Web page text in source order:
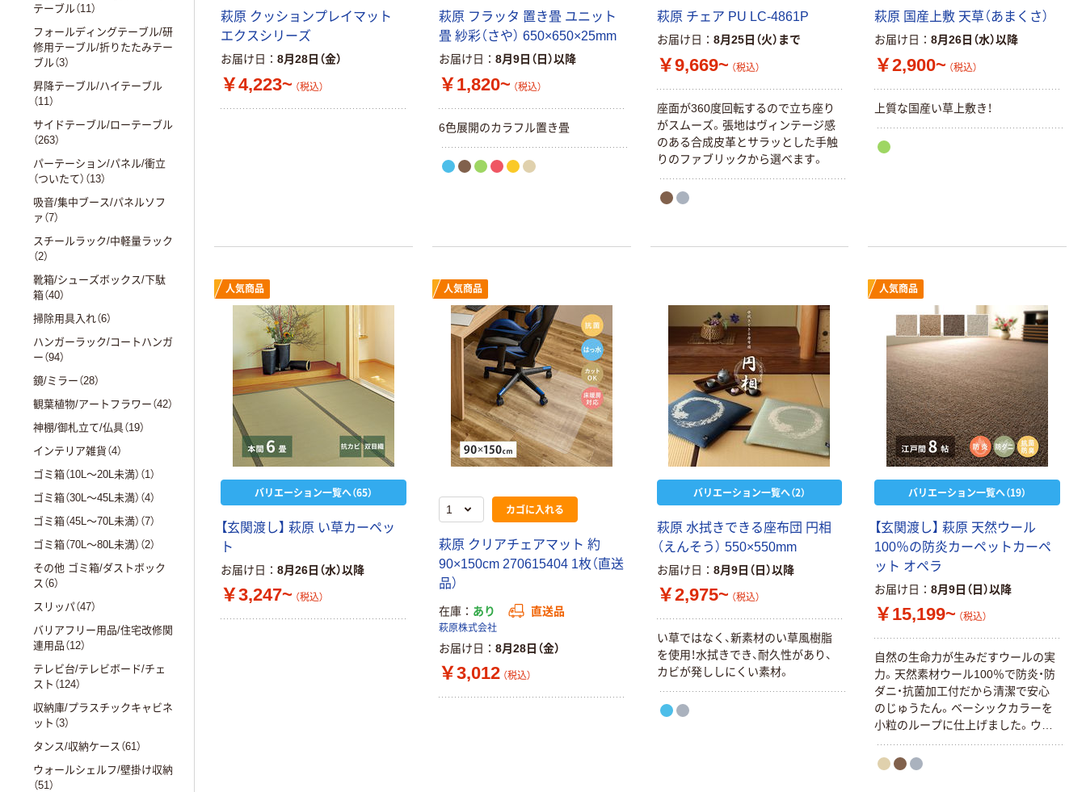
萩原 クッションプレイマット
エクスシリーズ
お届け日 8月28日（金）
￥4,223~ （税込）
萩原 フラッタ 置き畳 ユニット
畳 紗彩（さや） 650×650×25mm
お届け日 8月9日（日）以降
￥1,820~ （税込）
6色展開のカラフル置き畳
萩原 チェア PU LC-4861P
お届け日 8月25日（火）まで
￥9,669~ （税込）
座面が360度回転するので立ち座り
がスムーズ。張地はヴィンテージ感
のある合成皮革とサラッとした手触
りのファブリックから選べます。
萩原 国産上敷 天草（あまくさ）
お届け日 8月26日（水）以降
￥2,900~ （税込）
上質な国産い草上敷き！
人気商品
バリエーション一覧へ（65）
【玄関渡し】 萩原 い草カーペッ
ト
お届け日 8月26日（水）以降
￥3,247~ （税込）
人気商品
カゴに入れる
萩原 クリアチェアマット 約
90×150cm 270615404 1枚（直送
品）
在庫 あり 直送品
萩原株式会社
お届け日 8月28日（金）
￥3,012 （税込）
バリエーション一覧へ（2）
萩原 水拭きできる座布団 円相
（えんそう） 550×550mm
お届け日 8月9日（日）以降
￥2,975~ （税込）
い草ではなく、新素材のい草風樹脂
を使用！水拭きでき、耐久性があり、
カビが発ししにくい素材。
人気商品
バリエーション一覧へ（19）
【玄関渡し】 萩原 天然ウール
100％の防炎カーペットカーペ
ット オペラ
お届け日 8月9日（日）以降
￥15,199~ （税込）
自然の生命力が生みだすウールの実
力。天然素材ウール100％で防炎・防
ダニ・抗菌加工付だから清潔で安心
のじゅうたん。ベーシックカラーを
小粒のループに仕上げました。ウー
ルカーペットは長期間にわたりホル
ムアルデヒドを吸着し、お部屋の空
テーブル（11）
フォールディングテーブル/研
修用テーブル/折りたたみテー
ブル（3）
昇降テーブル/ハイテーブル
（11）
サイドテーブル/ローテーブル
（263）
パーテーション/パネル/衝立
（ついたて）（13）
吸音/集中ブース/パネルソフ
ァ（7）
スチールラック/中軽量ラック
（2）
靴箱/シューズボックス/下駄
箱（40）
掃除用具入れ（6）
ハンガーラック/コートハンガ
ー（94）
鏡/ミラー（28）
観葉植物/アートフラワー（42）
神棚/御札立て/仏具（19）
インテリア雑貨（4）
ゴミ箱（10L～20L未満）（1）
ゴミ箱（30L～45L未満）（4）
ゴミ箱（45L～70L未満）（7）
ゴミ箱（70L～80L未満）（2）
その他 ゴミ箱/ダストボック
ス（6）
スリッパ（47）
バリアフリー用品/住宅改修関
連用品（12）
テレビ台/テレビボード/チェ
スト（124）
収納庫/プラスチックキャビネ
ット（3）
タンス/収納ケース（61）
ウォールシェルフ/壁掛け収納
（51）